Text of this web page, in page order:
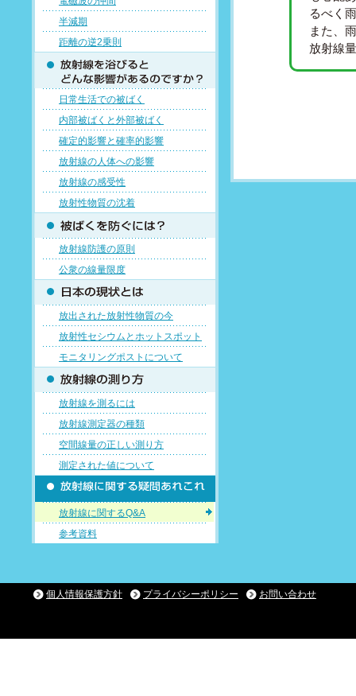
半減期
距離の逆2乗則
日常生活での被ばく
内部被ばくと外部被ばく
確定的影響と確率的影響
放射線の人体への影響
放射線の感受性
放射性物質の沈着
放射線防護の原則
公衆の線量限度
放出された放射性物質の今
放射性セシウムとホットスポット
モニタリングポストについて
放射線を測るには
放射線測定器の種類
空間線量の正しい測り方
測定された値について
放射線に関するQ&A
参考資料
るべく
また、
放射線
個人情報保護方針 プライバシーポリシー お問い合わせ